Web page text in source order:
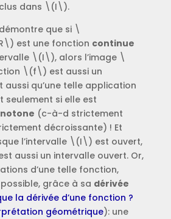
dans \(I\).
que si \
est une fonction continue
\(I\), alors l’image \
\(f\) est aussi un
aussi qu’une telle application
seulement si elle est
(c-à-d strictement
décroissante) ! Et
l’intervalle \(I\) est ouvert,
aussi un intervalle ouvert. Or,
d’une telle fonction,
grâce à sa dérivée
la dérivée d’une fonction ?
géométrique): une